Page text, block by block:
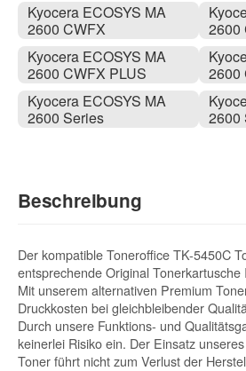
Kyocera ECOSYS MA
2600 CWFX
Kyocera ECOSYS MA
2600 CWFX PLUS
Kyocera ECOSYS MA
2600 Series
2600
2600
2600
Beschreibung
Der kompatible Toneroffice TK-5450C
entsprechende Original
Mit unserem alternativen Premium
Druckkosten bei gleichbleibender
Durch unsere Funktions- und
keinerlei Risiko ein. Der Einsatz
Toner führt nicht zum Verlust der